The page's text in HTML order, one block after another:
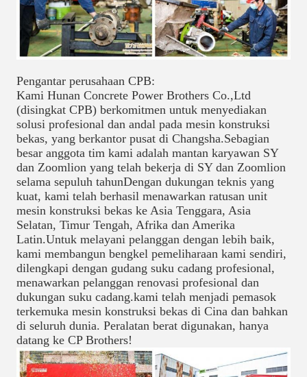
Pengantar perusahaan CPB:
Kami Hunan Concrete Power Brothers Co.,Ltd
(disingkat CPB) berkomitmen untuk menyediakan
solusi profesional dan andal pada mesin konstruksi
bekas, yang berkantor pusat di Changsha.Sebagian
besar anggota tim kami adalah mantan karyawan SY
dan Zoomlion yang telah bekerja di SY dan Zoomlion
selama sepuluh tahunDengan dukungan teknis yang
kuat, kami telah berhasil menawarkan ratusan unit
mesin konstruksi bekas ke Asia Tenggara, Asia
Selatan, Timur Tengah, Afrika dan Amerika
Latin.Untuk melayani pelanggan dengan lebih baik,
kami membangun bengkel pemeliharaan kami sendiri,
dilengkapi dengan gudang suku cadang profesional,
menawarkan pelanggan renovasi profesional dan
dukungan suku cadang.kami telah menjadi pemasok
terkemuka mesin konstruksi bekas di Cina dan bahkan
di seluruh dunia. Peralatan berat digunakan, hanya
datang ke CP Brothers!